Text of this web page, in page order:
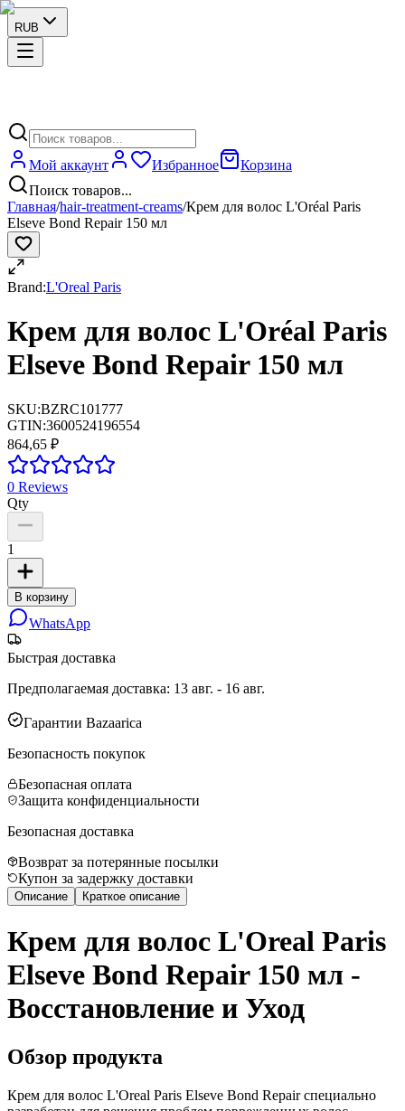
RUB
Мой аккаунт Избранное
Корзина
Поиск товаров...
Главная/hair-treatment-creams/Крем для волос L'Oréal Paris
Elseve Bond Repair 150 мл
Brand:L'Oreal Paris
Крем для волос L'Oréal Paris
Elseve Bond Repair 150 мл
SKU:BZRC101777
GTIN:3600524196554
864,65 ₽
0 Reviews
Qty
1
В корзину
WhatsApp
Быстрая доставка
Предполагаемая доставка: 13 авг. - 16 авг.
Гарантии Bazaarica
Безопасность покупок
Безопасная оплата
Защита конфиденциальности
Безопасная доставка
Возврат за потерянные посылки
Купон за задержку доставки
Описание Краткое описание
Крем для волос L'Oreal Paris
Elseve Bond Repair 150 мл -
Восстановление и Уход
Обзор продукта
Крем для волос L'Oreal Paris Elseve Bond Repair специально